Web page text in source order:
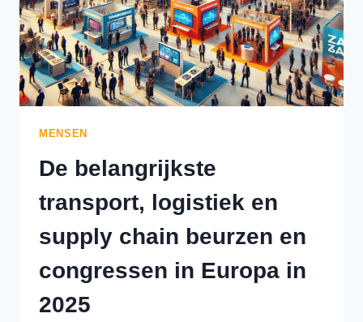
MENSEN
De belangrijkste
transport, logistiek en
supply chain beurzen en
congressen in Europa in
2025